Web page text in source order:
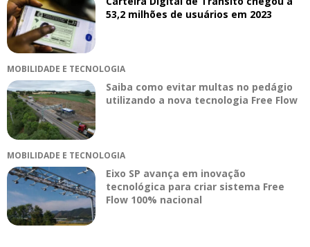
53,2 milhões de usuários em 2023
MOBILIDADE E TECNOLOGIA
Saiba como evitar multas no pedágio
utilizando a nova tecnologia Free Flow
MOBILIDADE E TECNOLOGIA
Eixo SP avança em inovação
tecnológica para criar sistema Free
Flow 100% nacional